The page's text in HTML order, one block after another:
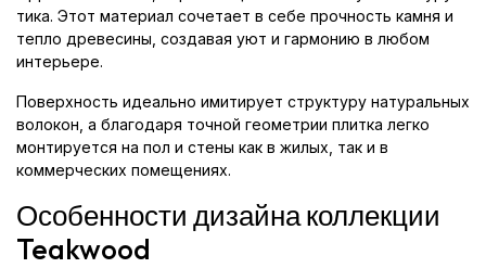
тика. Этот материал сочетает в себе прочность камня и
тепло древесины, создавая уют и гармонию в любом
интерьере.
Поверхность идеально имитирует структуру натуральных
волокон, а благодаря точной геометрии плитка легко
монтируется на пол и стены как в жилых, так и в
коммерческих помещениях.
Особенности дизайна коллекции
Teakwood